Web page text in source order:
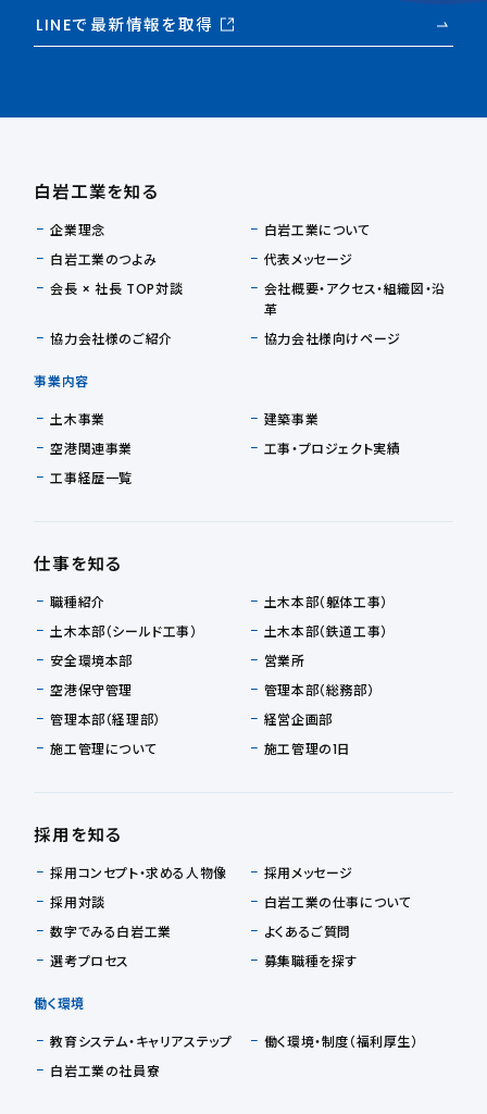
LINEで最新情報を取得
白岩工業を知る
企業理念
白岩工業について
白岩工業のつよみ
代表メッセージ
会長 × 社長 TOP対談
会社概要・アクセス・組織図・沿
革
協力会社様のご紹介
協力会社様向けページ
事業内容
土木事業
建築事業
空港関連事業
工事・プロジェクト実績
工事経歴一覧
仕事を知る
職種紹介
土木本部（躯体工事）
土木本部（シールド工事）
土木本部（鉄道工事）
安全環境本部
営業所
空港保守管理
管理本部（総務部）
管理本部（経理部）
経営企画部
施工管理について
施工管理の1日
採用を知る
採用コンセプト・求める人物像
採用メッセージ
採用対談
白岩工業の仕事について
数字でみる白岩工業
よくあるご質問
選考プロセス
募集職種を探す
働く環境
教育システム・キャリアステップ
働く環境・制度（福利厚生）
白岩工業の社員寮